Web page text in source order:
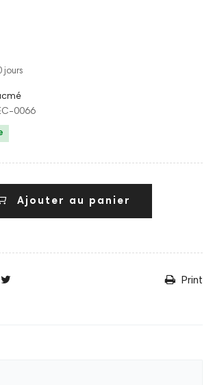
jours
0066
Ajouter au panier
Print